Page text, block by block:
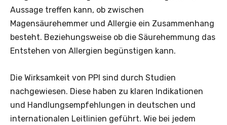
Aussage treffen kann, ob zwischen
Magensäurehemmer und Allergie ein Zusammenhang
besteht. Beziehungsweise ob die Säurehemmung das
Entstehen von Allergien begünstigen kann.
Die Wirksamkeit von PPI sind durch Studien
nachgewiesen. Diese haben zu klaren Indikationen
und Handlungsempfehlungen in deutschen und
internationalen Leitlinien geführt. Wie bei jedem